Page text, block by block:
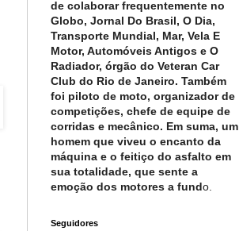
de colaborar frequentemente no
Globo, Jornal Do Brasil, O Dia,
Transporte Mundial, Mar, Vela E
Motor, Automóveis Antigos e O
Radiador, órgão do Veteran Car
Club do Rio de Janeiro. Também
foi piloto de moto, organizador de
competições, chefe de equipe de
corridas e mecânico. Em suma, um
homem que viveu o encanto da
máquina e o feitiço do asfalto em
sua totalidade, que sente a
emoção dos motores a fundo.
Seguidores